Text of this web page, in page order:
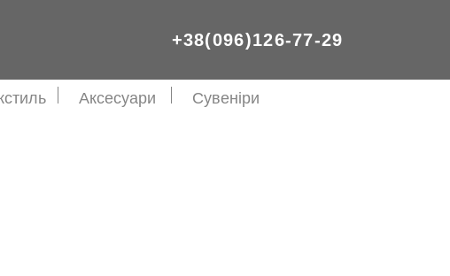
+38(096)126-77-29
Аксесуари Сувеніри